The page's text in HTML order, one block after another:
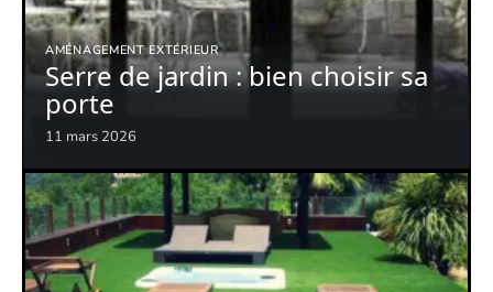
AMÉNAGEMENT EXTÉRIEUR
Serre de jardin : bien choisir sa
porte
11 mars 2026